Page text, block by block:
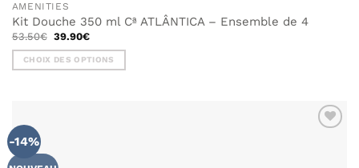
AMENITIES
Kit Douche 350 ml Cª ATLÂNTICA – Ensemble de 4
53.50€ Le
initial
était :
53.50€.
39.90€Le
actuel
est :
39.90€.
CHOIX DES OPTIONS
plusieurs
variations.
Les
-14%